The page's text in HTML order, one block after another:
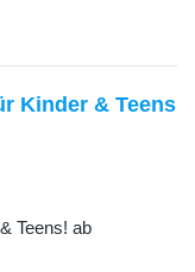
Kinder & Teens
Teens! ab